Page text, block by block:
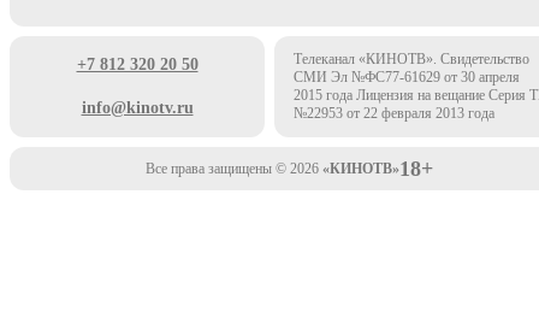
+7 812 320 20 50
info@kinotv.ru
Телеканал «КИНОТВ». Свидетельство
СМИ Эл №ФС77-61629 от 30 апреля
2015 года Лицензия на вещание Серия
№22953 от 22 февраля 2013 года
Все права защищены © 2026 «КИНОТВ»18+